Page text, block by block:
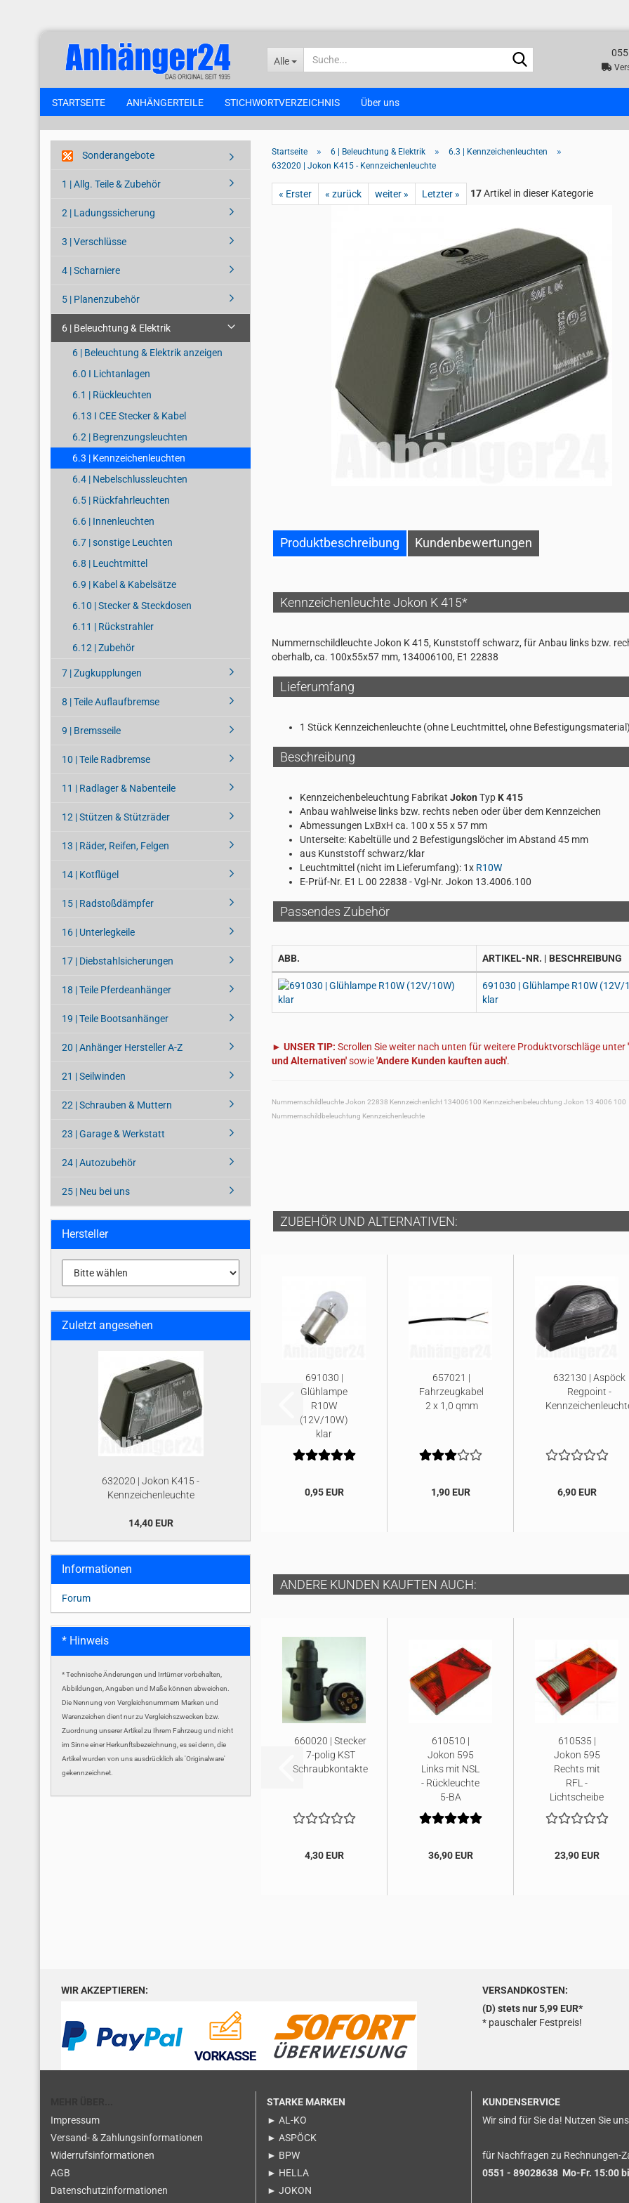
Alle
STARTSEITE ANHÄNGERTEILE STICHWORTVERZEICHNIS Über uns
Startseite » 6 | Beleuchtung & Elektrik » 6.3 | Kennzeichenleuchten »
632020 | Jokon K415 - Kennzeichenleuchte
« Erster « zurück weiter » Letzter » 17Artikel in dieser Kategorie
Produktbeschreibung Kundenbewertungen
Kennzeichenleuchte Jokon K 415*
Nummernschildleuchte Jokon K 415, Kunststoff schwarz, für Anbau links bzw.
oberhalb, ca. 100x55x57 mm, 134006100, E1 22838
Lieferumfang
1 Stück Kennzeichenleuchte (ohne Leuchtmittel, ohne
Beschreibung
Kennzeichenbeleuchtung Fabrikat Jokon Typ K 415
Anbau wahlweise links bzw. rechts neben oder über dem Kennzeichen
Abmessungen LxBxH ca. 100 x 55 x 57 mm
Unterseite: Kabeltülle und 2 Befestigungslöcher im Abstand 45 mm
aus Kunststoff schwarz/klar
Leuchtmittel (nicht im Lieferumfang): 1x R10W
E-Prüf-Nr. E1 L 00 22838 - Vgl-Nr. Jokon 13.4006.100
Passendes Zubehör
ABB. ARTIKEL-NR. | BESCHREIBUNG
691030 | Glühlampe R10W (12V/
klar
► UNSER TIP: Scrollen Sie weiter nach unten für weitere Produktvorschläge unter
und Alternativen'sowie'Andere Kunden kauften auch'.
Nummernschildleuchte Jokon 22838 Kennzeichenlicht 134006100 Kennzeichenbeleuchtung Jokon 13 4006 100
Nummernschildbeleuchtung Kennzeichenleuchte
ZUBEHÖR UND ALTERNATIVEN:
691030 |
Glühlampe
R10W
(12V/10W)
klar
0,95 EUR
657021 |
Fahrzeugkabel
2 x 1,0 qmm
1,90 EUR
632130 | Aspöck
Regpoint -
6,90 EUR
ANDERE KUNDEN KAUFTEN AUCH:
660020 | Stecker
7-polig KST
Schraubkontakte
4,30 EUR
610510 |
Jokon 595
Links mit NSL
- Rückleuchte
5-BA
36,90 EUR
610535 |
Jokon 595
Rechts mit
RFL -
Lichtscheibe
23,90 EUR
Sonderangebote
1 | Allg. Teile & Zubehör
2 | Ladungssicherung
3 | Verschlüsse
4 | Scharniere
5 | Planenzubehör
6 | Beleuchtung & Elektrik
6 | Beleuchtung & Elektrik anzeigen
6.0 I Lichtanlagen
6.1 | Rückleuchten
6.13 I CEE Stecker & Kabel
6.2 | Begrenzungsleuchten
6.3 | Kennzeichenleuchten
6.4 | Nebelschlussleuchten
6.5 | Rückfahrleuchten
6.6 | Innenleuchten
6.7 | sonstige Leuchten
6.8 | Leuchtmittel
6.9 | Kabel & Kabelsätze
6.10 | Stecker & Steckdosen
6.11 | Rückstrahler
6.12 | Zubehör
7 | Zugkupplungen
8 | Teile Auflaufbremse
9 | Bremsseile
10 | Teile Radbremse
11 | Radlager & Nabenteile
12 | Stützen & Stützräder
13 | Räder, Reifen, Felgen
14 | Kotflügel
15 | Radstoßdämpfer
16 | Unterlegkeile
17 | Diebstahlsicherungen
18 | Teile Pferdeanhänger
19 | Teile Bootsanhänger
20 | Anhänger Hersteller A-Z
21 | Seilwinden
22 | Schrauben & Muttern
23 | Garage & Werkstatt
24 | Autozubehör
25 | Neu bei uns
Hersteller
Zuletzt angesehen
632020 | Jokon K415 -
Kennzeichenleuchte
14,40 EUR
Informationen
Forum
* Hinweis
* Technische Änderungen und Irrtümer vorbehalten,
Abbildungen, Angaben und Maße können abweichen.
Die Nennung von Vergleichsnummern Marken und
Warenzeichen dient nur zu Vergleichszwecken bzw.
Zuordnung unserer Artikel zu Ihrem Fahrzeug und nicht
im Sinne einer Herkunftsbezeichnung, es sei denn, die
Artikel wurden von uns ausdrücklich als 'Originalware'
gekennzeichnet.
WIR AKZEPTIEREN:
VERSANDKOSTEN:
(D) stets nur 5,99 EUR*
* pauschaler Festpreis!
Impressum
Versand- & Zahlungsinformationen
Widerrufsinformationen
AGB
Datenschutzinformationen
STARKE MARKEN
► AL-KO
► ASPÖCK
► BPW
► HELLA
► JOKON
KUNDENSERVICE
Wir sind für Sie da! Nutzen Sie
für Nachfragen zu Rechnungen-
0551 - 89028638 Mo-Fr. 15:00